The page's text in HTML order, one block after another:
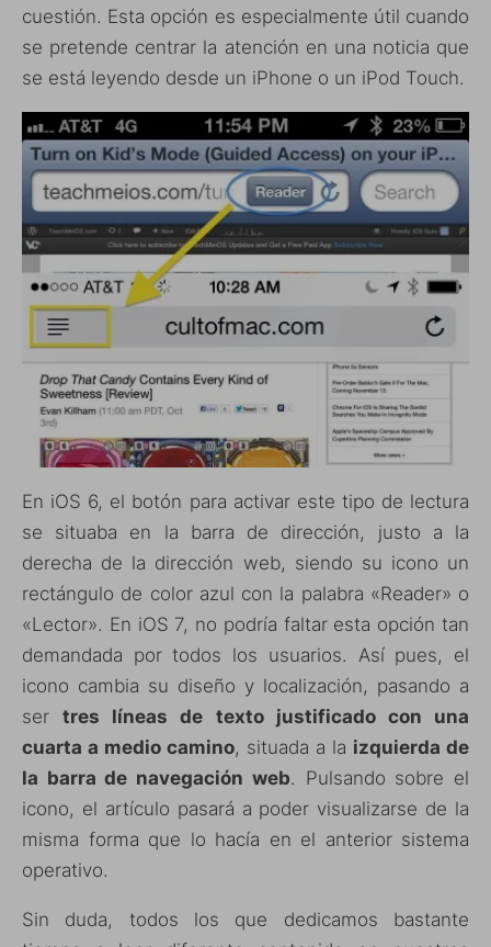
cuestión. Esta opción es especialmente útil cuando
se pretende centrar la atención en una noticia que
se está leyendo desde un iPhone o un iPod Touch.
En iOS 6, el botón para activar este tipo de lectura
se situaba en la barra de dirección, justo a la
derecha de la dirección web, siendo su icono un
rectángulo de color azul con la palabra «Reader» o
«Lector». En iOS 7, no podría faltar esta opción tan
demandada por todos los usuarios. Así pues, el
icono cambia su diseño y localización, pasando a
sertres líneas de texto justificado con una
cuarta a medio camino, situada a la izquierda de
la barra de navegación web. Pulsando sobre el
icono, el artículo pasará a poder visualizarse de la
misma forma que lo hacía en el anterior sistema
operativo.
Sin duda, todos los que dedicamos bastante